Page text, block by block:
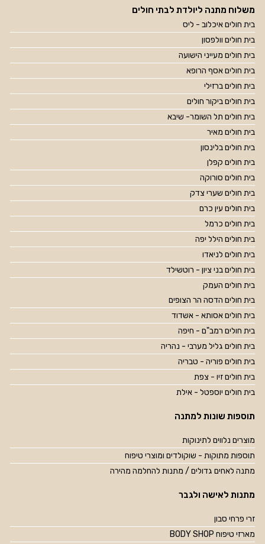
משלוח מתנה ליולדת לבתי חולים
בית חולים איכלוב - ליס
בית חולים וולפסון
בית חולים מעייני הישועה
בית חולים אסף הרופא
בית חולים ברזילי
בית חולים ביקור חולים
בית חולים תל השומר- שיבא
בית חולים מאיר
בית חולים בלינסון
בית חולים קפלן
בית חולים סורוקה
בית חולים שערי צדק
בית חולים עין כרם
בית חולים כרמל
בית חולים הילל יפה
בית חולים לניאדו
בית חולים בני ציון - רוטשילד
בית חולים העמק
בית חולים הדסה הר הצופים
בית חולים אסותא - אשדוד
בית חולים רמב"ם - חיפה
בית חולים גליל מערבי - נהריה
בית חולים פוריה - טבריה
בית חולים זיו - צפת
בית חולים יוספטל - אילת
תוספות שונות למתנה
מוצרים נלווים לתינוקות
תוספות מתוקות - שוקולדים ומוצרי טיפוח
מתנה לאחים גדולים / מתנות להחלמה מהירה
מתנות לאישה ולגבר
זרי פרחי סבון
מארזי טיפוח BODY SHOP